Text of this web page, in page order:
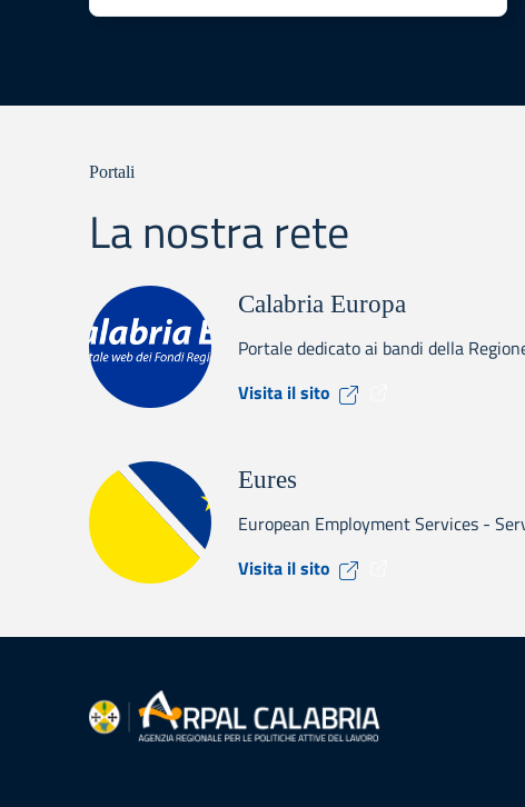
Portali
La nostra rete
Calabria Europa
Portale dedicato ai bandi della
Visita il sito
Eures
European Employment Services -
Visita il sito